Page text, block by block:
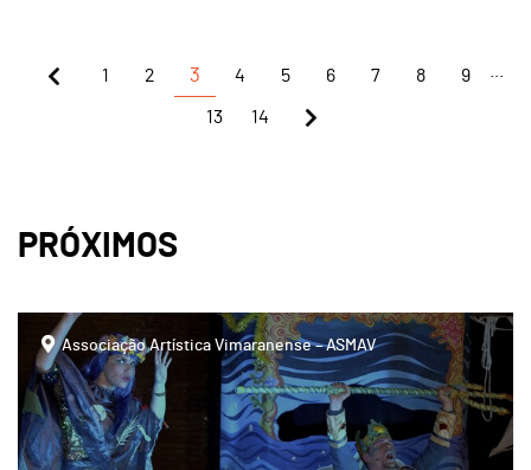
1 2 3 4 5 6 7 8 9
13 14
PRÓXIMOS
Associação Artística Vimaranense – ASMAV